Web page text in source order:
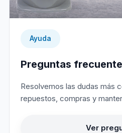
Ayuda
Preguntas
Resolvemos las dudas más
repuestos, compras y
Ver